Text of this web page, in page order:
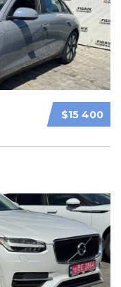
$15 400